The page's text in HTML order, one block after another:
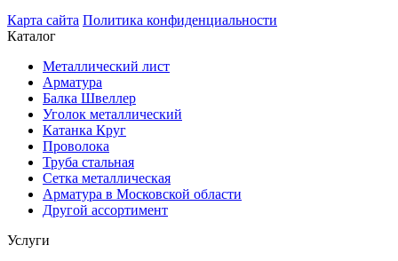
Карта сайта Политика конфиденциальности
Каталог
Металлический лист
Арматура
Балка Швеллер
Уголок металлический
Катанка Круг
Проволока
Труба стальная
Сетка металлическая
Арматура в Московской области
Другой ассортимент
Услуги